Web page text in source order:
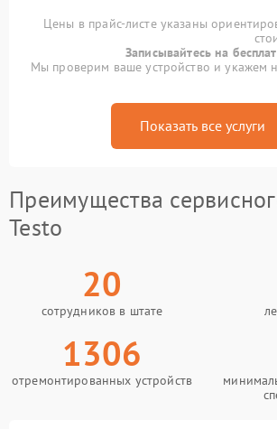
Цены в прайс-листе указаны
Записывайтесь на
Мы проверим ваше устройство и укажем
Показать все услуги
Преимущества
Testo
20
сотрудников в штате
1306
отремонтированных устройств